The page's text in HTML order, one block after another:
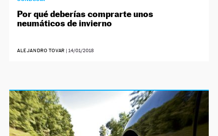
Por qué deberías comprarte unos
neumáticos de invierno
ALEJANDRO TOVAR | 14/01/2018